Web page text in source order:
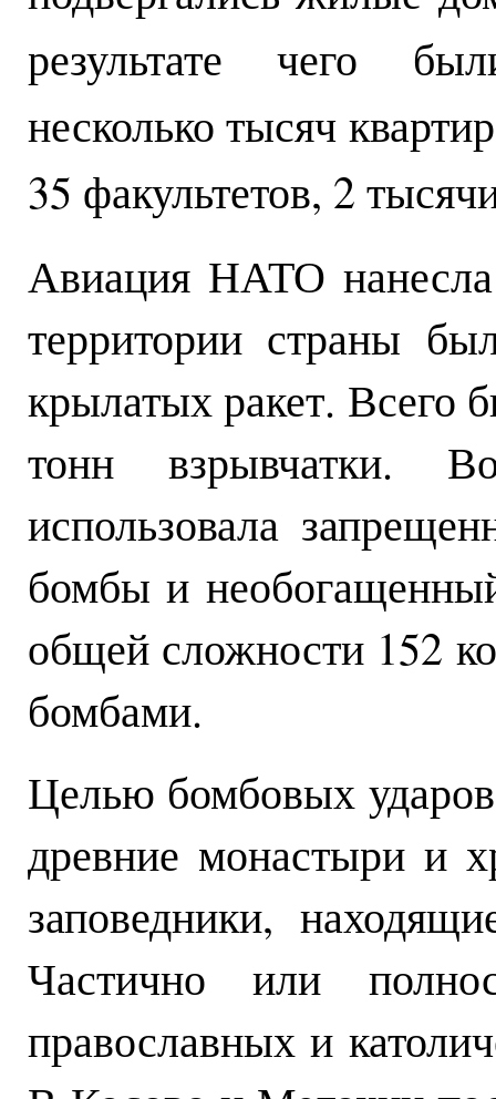
результате чего
несколько тысяч
35 факультетов, 2
Авиация НАТО
территории страны
крылатых ракет. Всего
тонн взрывчатки.
использовала
бомбы и
общей сложности 152
бомбами.
Целью бомбовых
древние монастыри и
заповедники,
Частично или
православных и